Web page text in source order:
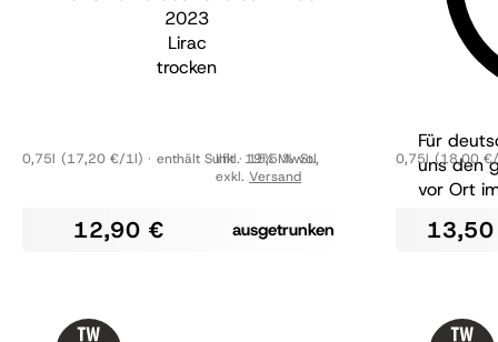
2023
Lirac
trocken
0,75l (17,20 €/1l) enthält Sulfit 15,5 % vol
12,90 €
Inkl. 19% MwSt.,
exkl. Versand
ausgetrunken
Für
uns den
vor Ort
0,75l (18,00